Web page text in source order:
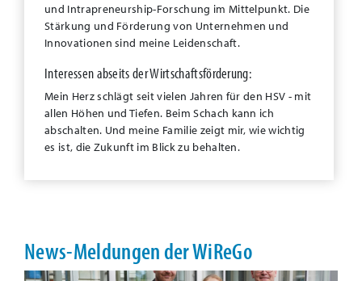
und Intrapreneurship-Forschung im Mittelpunkt. Die
Stärkung und Förderung von Unternehmen und
Innovationen sind meine Leidenschaft.
Interessen abseits der Wirtschaftsförderung:
Mein Herz schlägt seit vielen Jahren für den HSV - mit
allen Höhen und Tiefen. Beim Schach kann ich
abschalten. Und meine Familie zeigt mir, wie wichtig
es ist, die Zukunft im Blick zu behalten.
News-Meldungen der WiReGo